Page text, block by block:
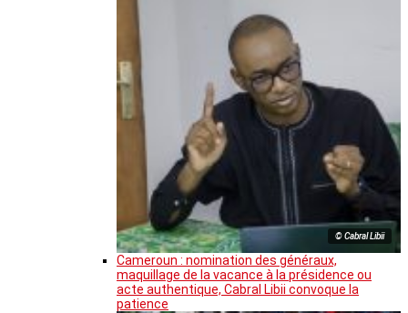
© Cabral Libii
Cameroun : nomination des généraux,
maquillage de la vacance à la présidence ou
acte authentique, Cabral Libii convoque la
patience